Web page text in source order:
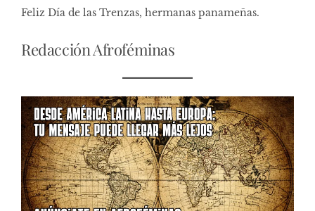
Feliz Día de las Trenzas, hermanas panameñas.
Redacción Afroféminas